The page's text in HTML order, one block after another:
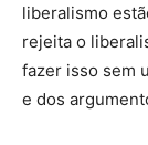
liberalismo
rejeita o
fazer isso sem
e dos